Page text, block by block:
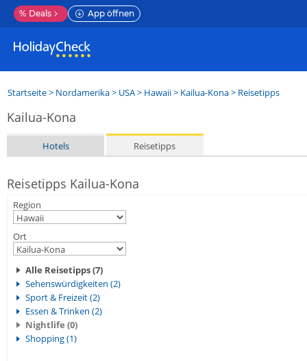
% Deals App öffnen
Startseite> Nordamerika> USA> Hawaii> Kailua-Kona> Reisetipps
Kailua-Kona
Hotels Reisetipps
Reisetipps Kailua-Kona
Region
Ort
Alle Reisetipps (7)
Sehenswürdigkeiten (2)
Sport & Freizeit (2)
Essen & Trinken (2)
Nightlife (0)
Shopping (1)